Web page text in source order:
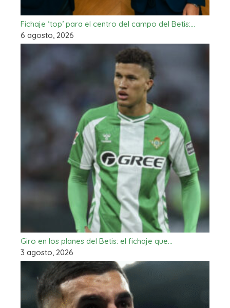
Fichaje ‘top’ para el centro del campo del Betis:…
6 agosto, 2026
Giro en los planes del Betis: el fichaje que…
3 agosto, 2026